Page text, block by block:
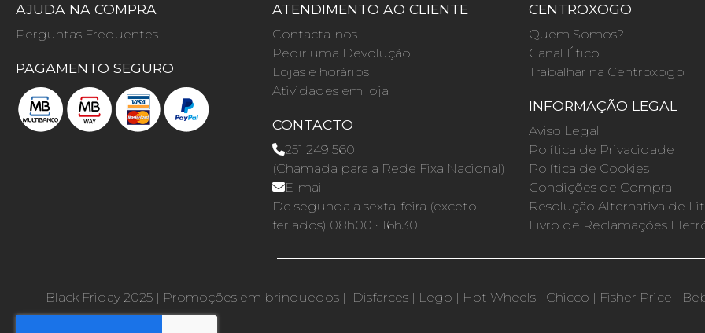
AJUDA NA COMPRA
Perguntas Frequentes
PAGAMENTO SEGURO
ATENDIMENTO AO CLIENTE
Contacta-nos
Pedir uma Devolução
Lojas e horários
Atividades em loja
CONTACTO
251 249 560
(Chamada para a Rede Fixa Nacional)
E-mail
De segunda a sexta-feira (exceto
feriados) 08h00 · 16h30
CENTROXOGO
Quem Somos?
Canal Ético
Trabalhar na Centroxogo
INFORMAÇÃO LEGAL
Aviso Legal
Política de Privacidade
Política de Cookies
Condições de Compra
Resolução Alternativa de
Livro de Reclamações
Black Friday 2025 | Promoções em brinquedos | Disfarces | Lego | Hot Wheels | Chicco | Fisher Price |